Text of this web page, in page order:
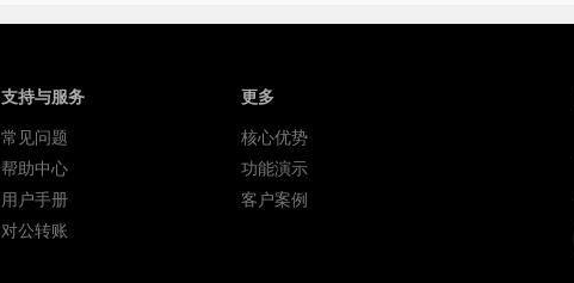
支持与服务
常见问题
帮助中心
用户手册
对公转账
更多
核心优势
功能演示
客户案例